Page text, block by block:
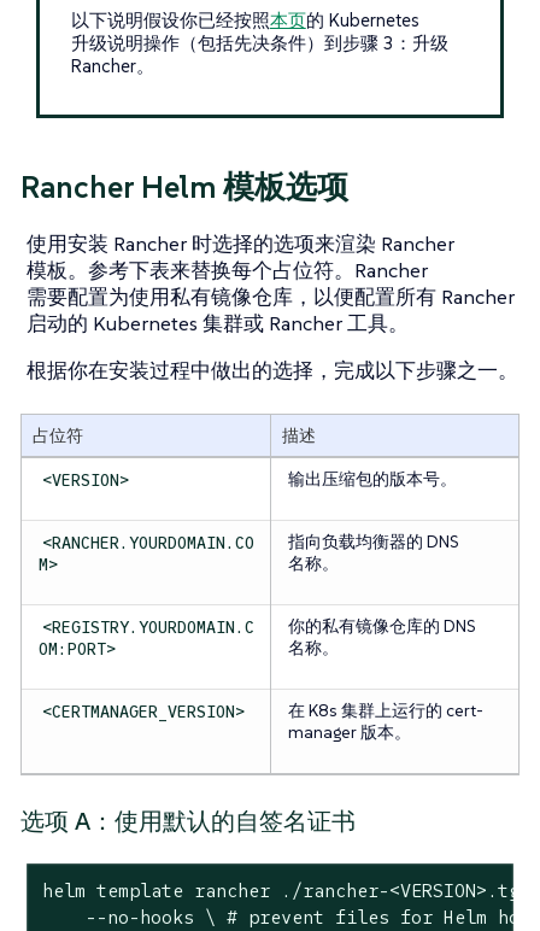
以下说明假设你已经按照本页的 Kubernetes
升级说明操作（包括先决条件）到步骤 3：升级
Rancher。
Rancher Helm 模板选项
使用安装 Rancher 时选择的选项来渲染 Rancher
模板。参考下表来替换每个占位符。Rancher
需要配置为使用私有镜像仓库，以便配置所有 Rancher
启动的 Kubernetes 集群或 Rancher 工具。
根据你在安装过程中做出的选择，完成以下步骤之一。
占位符 描述
<VERSION> 输出压缩包的版本号。
<RANCHER.YOURDOMAIN.CO
M>
指向负载均衡器的 DNS
名称。
<REGISTRY.YOURDOMAIN.C
OM:PORT>
你的私有镜像仓库的 DNS
名称。
<CERTMANAGER_VERSION>
在 K8s 集群上运行的 cert-
manager 版本。
选项 A：使用默认的自签名证书
helm template rancher ./rancher-
--no-hooks \ # prevent files for Helm